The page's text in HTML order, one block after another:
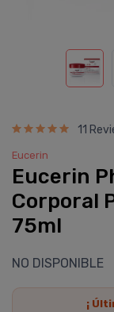
11
Eucerin
Eucerin
Corporal
75ml
NO DISPONIBLE
¡